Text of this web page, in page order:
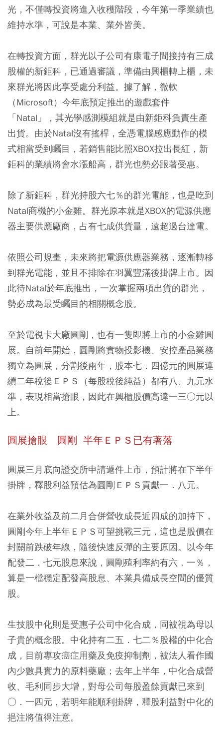
光，不僅轉投資將進入收穫階段，今年第一季業績也
維持水準，可說是本業、業外皆美。
在轉投資方面，群光以子公司有康電子間接持有三成
股權的新鉅科，已通過審議，準備由興櫃轉上櫃，未
來群光將因此享受處分利益。據了解，微軟
（Microsoft）今年底預定推出的遊戲套件
「Natal」，其光學感測模組就是由新鉅科負責生產
出貨。由於Natal沒有搖桿，全憑電腦感應動作的模
式相當受到矚目，若銷售能比照XBOX拉出長紅，新
鉅科的業績將會水漲船高，群光也勢必跟著受惠。
除了新鉅科，群光持股六七％的群光電能，也是吃到
Natal商機的小金雞。群光原本就是XBOX的電源供應
器主要供應廠商，占有七成供貨量，遠超過台達電。
依照公司規畫，未來將把電源供應器業務，逐漸轉移
到群光電能，並且不排除在羽翼豐滿後掛牌上市。因
此待Natal於年底推出，一次掌握兩項出貨的群光，
勢必成為最受矚目的相關概念股。
至於電視卡大廠圓剛，也有一隻即將上市的小金雞圓
展。自前年開始，圓剛將實物投影機、安控產品業務
獨立為圓展，分割後兩年，股本七．四億元的圓展連
續二年稅後ＥＰＳ（每股稅後純益）都有八、九元水
準，表現相當搶眼，因此在興櫃股價高達一三○元以
上。
圓展搶眼 圓剛 半年ＥＰＳ已有著落
圓展三月底向證交所申請遞件上市，預計將在下半年
掛牌，釋股利益預估為圓剛ＥＰＳ貢獻一．八元。
在業外收益及前二月合併營收成長近四成的加持下，
圓剛今年上半年ＥＰＳ可望挑戰三元，這也是股價在
封關前跌破年線，隨後快速反彈的主要原因。以今年
配發二．七元股息來說，圓剛殖利率約有六．一％，
算是一檔穩定配發高股息、本業具備成長空間的優質
股。
生技股中化則是受惠子公司中化合成，同被視為母以
子貴的概念股。中化持有二五．七二％股權的中化合
成，目前專攻癌症用藥及免疫抑制劑，被法人看作國
內少數具實力的原料藥廠；去年上半年，中化合成營
收、毛利同步大增，對母公司每股盈餘貢獻已來到
○．一四元，若明年能順利掛牌，釋股利益對中化的
挹注將值得注意。